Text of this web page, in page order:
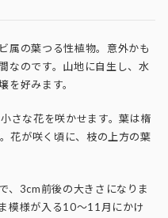
属の葉つる性植物。意外かも
なのです。山地に自生し、水
を好みます。
さな花を咲かせます。葉は楕
花が咲く頃に、枝の上方の葉
、3cm前後の大きさになりま
模様が入る10～11月にかけ